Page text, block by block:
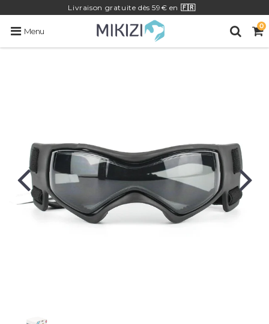
Livraison gratuite dès 59€ en 🇫🇷
Menu
0